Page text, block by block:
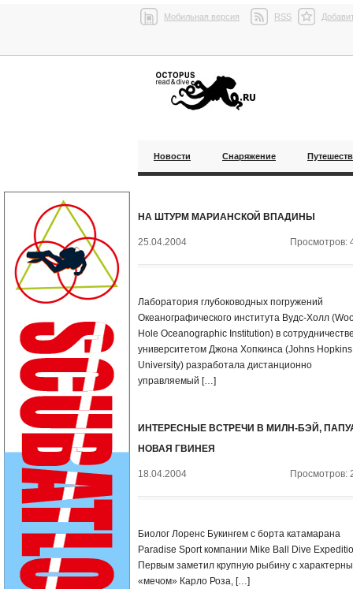
Мобильная версия RSS
Новости Снаряжение
НА ШТУРМ МАРИАНСКОЙ ВПАДИНЫ
25.04.2004 Просмотров:
Лаборатория глубоководных погружений
Океанографического института Вудс-Холл
Hole Oceanographic Institution) в
университетом Джона Хопкинса (Johns Hopkins
University) разработала дистанционно
управляемый […]
ИНТЕРЕСНЫЕ ВСТРЕЧИ В МИЛН-БЭЙ,
НОВАЯ ГВИНЕЯ
18.04.2004 Просмотров:
Биолог Лоренс Букингем с борта катамарана
Paradise Sport компании Mike Ball Dive
Первым заметил крупную рыбину с
«мечом» Карло Роза, […]